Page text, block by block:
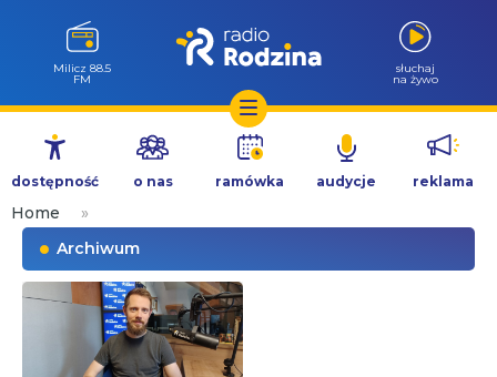
Przejdź
treści
Milicz 88.5
FM
słuchaj
na żywo
dostępność o nas ramówka audycje reklama
Home
»
Archiwum